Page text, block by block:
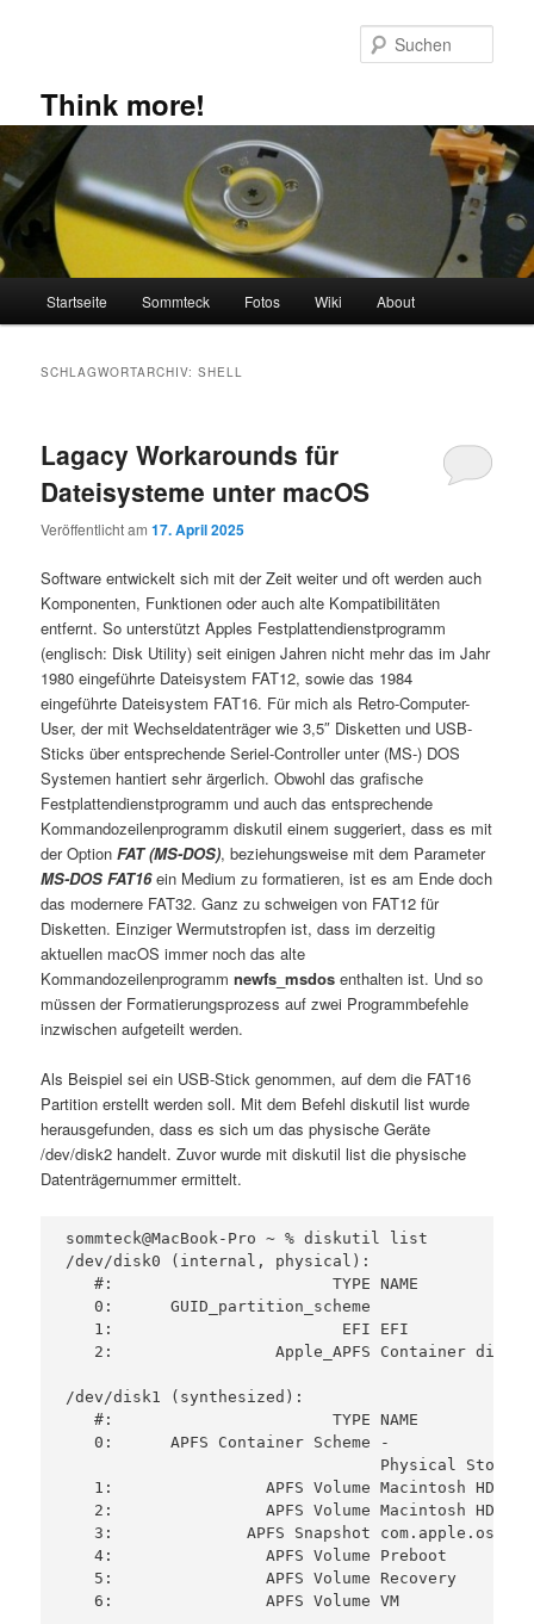
Think more!
Startseite Sommteck Fotos Wiki About
SCHLAGWORTARCHIV:SHELL
Lagacy Workarounds für
Dateisysteme unter macOS
Veröffentlicht am17. April 2025
Software entwickelt sich mit der Zeit weiter und oft werden auch
Komponenten, Funktionen oder auch alte Kompatibilitäten
entfernt. So unterstützt Apples Festplattendienstprogramm
(englisch: Disk Utility) seit einigen Jahren nicht mehr das im Jahr
1980 eingeführte Dateisystem FAT12, sowie das 1984
eingeführte Dateisystem FAT16. Für mich als Retro-Computer-
User, der mit Wechseldatenträger wie 3,5″ Disketten und USB-
Sticks über entsprechende Seriel-Controller unter (MS-) DOS
Systemen hantiert sehr ärgerlich. Obwohl das grafische
Festplattendienstprogramm und auch das entsprechende
Kommandozeilenprogramm diskutil einem suggeriert, dass es mit
der OptionFAT (MS-DOS), beziehungsweise mit dem Parameter
MS-DOS FAT16ein Medium zu formatieren, ist es am Ende doch
das modernere FAT32. Ganz zu schweigen von FAT12 für
Disketten. Einziger Wermutstropfen ist, dass im derzeitig
aktuellen macOS immer noch das alte
Kommandozeilenprogrammnewfs_msdos enthalten ist. Und so
müssen der Formatierungsprozess auf zwei Programmbefehle
inzwischen aufgeteilt werden.
Als Beispiel sei ein USB-Stick genommen, auf dem die FAT16
Partition erstellt werden soll. Mit dem Befehl diskutil list wurde
herausgefunden, dass es sich um das physische Geräte
/dev/disk2 handelt. Zuvor wurde mit diskutil list die physische
Datenträgernummer ermittelt.
sommteck@MacBook-Pro ~ % diskutil list
/dev/disk0 (internal, physical):
#:                       TYPE NAME
0:      GUID_partition_scheme
1:                        EFI EFI
2:                 Apple_APFS Container disk1
/dev/disk1 (synthesized):
#:                       TYPE NAME
0:      APFS Container Scheme -
Physical Store
1:                APFS Volume Macintosh HD -
2:                APFS Volume Macintosh HD
3:              APFS Snapshot
4:                APFS Volume Preboot
5:                APFS Volume Recovery
6:                APFS Volume VM